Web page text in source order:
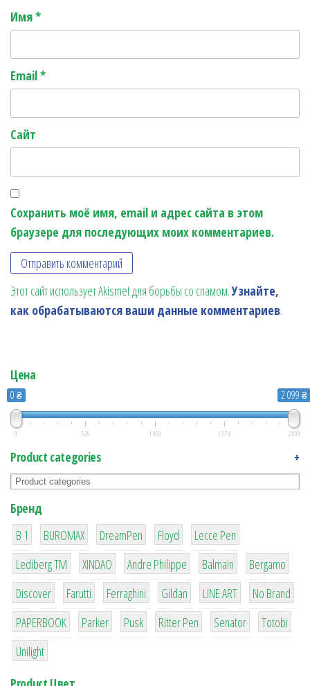
Имя*
Email*
Сайт
Сохранить моё имя, email и адрес сайта в этом
браузере для последующих моих комментариев.
Этот сайт использует Akismet для борьбы со спамом.Узнайте,
как обрабатываются ваши данные комментариев.
Цена
0 ₴ 2 099 ₴
0 525 1 050 1 574 2 099
Product categories +
Бренд
B 1
1
BUROMAX
1
DreamPen
2
Floyd
2
Lecce Pen
3
Lediberg ТМ
3
XINDAO
1
Andre Philippe
4
Balmain
26
Bergamo
64
Discover
299
Farutti
4
Ferraghini
42
Gildan
4
LINE ART
90
No Brand
8
PAPERBOOK
6
Parker
2
Pusk
22
Ritter Pen
15
Senator
43
Totobi
1
Unilight